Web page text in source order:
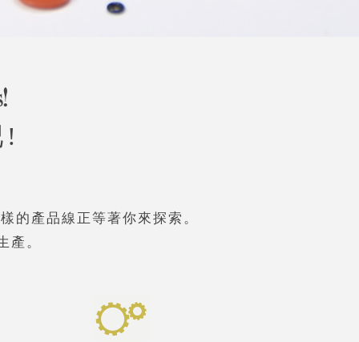
的產品線正等著你來探索。
產。